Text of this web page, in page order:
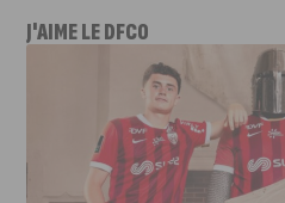
J'AIME LE DFCO